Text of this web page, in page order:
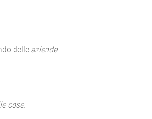
delle aziende.
cose.